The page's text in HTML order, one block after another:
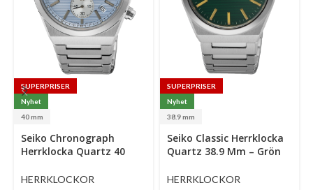
SUPERPRISER
Nyhet
40 mm
options
Seiko Chronograph
Herrklocka Quartz 40
Urtavla Med Stållänk
HERRKLOCKOR
SUPERPRISER
Nyhet
38.9 mm
options
Seiko Classic Herrklocka
Quartz 38.9 Mm – Grön
Stållänk
HERRKLOCKOR